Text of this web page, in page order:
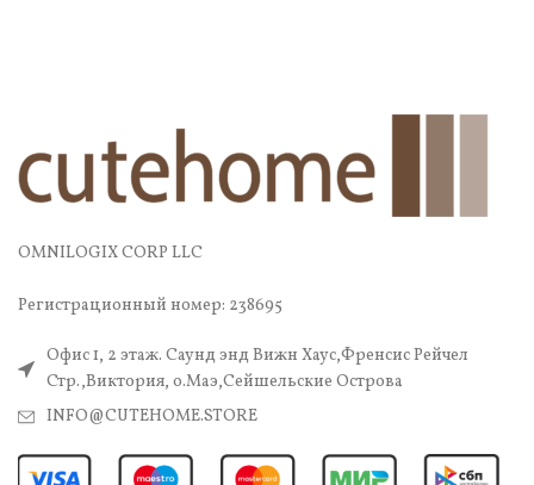
OMNILOGIX CORP LLC
Регистрационный номер: 238695
Офис 1, 2 этаж. Саунд энд Вижн Хаус,Френсис Рейчел
Стр.,Виктория, о.Маэ,Сейшельские Острова
INFO@CUTEHOME.STORE